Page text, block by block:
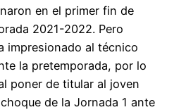
en el primer fin de
2021-2022. Pero
impresionado al técnico
la pretemporada, por lo
poner de titular al joven
de la Jornada 1 ante